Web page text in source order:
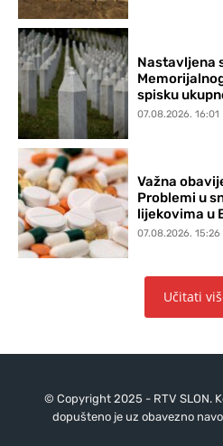
Nastavljena
spisku
07.08.2026. 16:01
Važna
Problemi u
lijekovima u
07.08.2026. 15:26
Učitati
© Copyright 2025 - RTV SLON.
dopušteno je uz obavezno